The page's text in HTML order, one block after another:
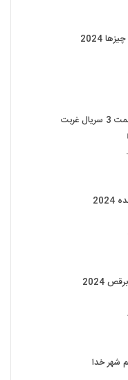
2024
غربت
2024
شهر خدا